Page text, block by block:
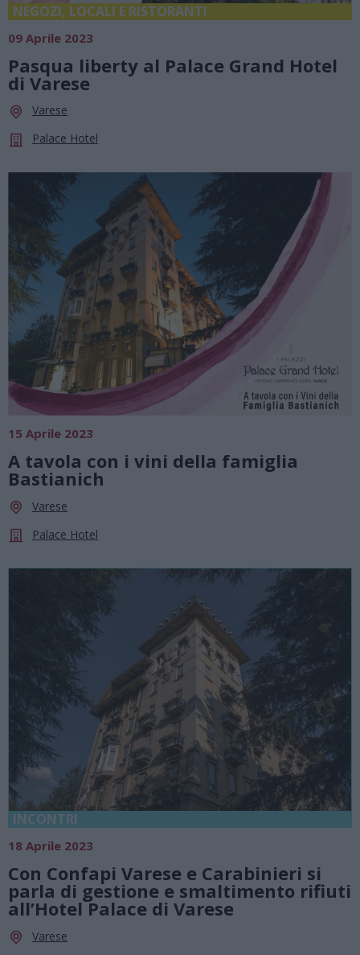
NEGOZI, LOCALI E RISTORANTI
09 Aprile 2023
Pasqua liberty al Palace Grand Hotel
di Varese
Varese
Palace Hotel
15 Aprile 2023
A tavola con i vini della famiglia
Bastianich
Varese
Palace Hotel
INCONTRI
18 Aprile 2023
Con Confapi Varese e Carabinieri si
parla di gestione e smaltimento rifiuti
all’Hotel Palace di Varese
Varese